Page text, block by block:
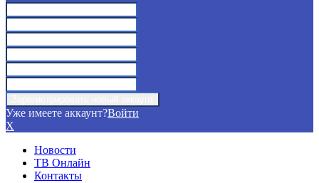
Уже имеете аккаунт?Войти
X
Новости
ТВ Онлайн
Контакты